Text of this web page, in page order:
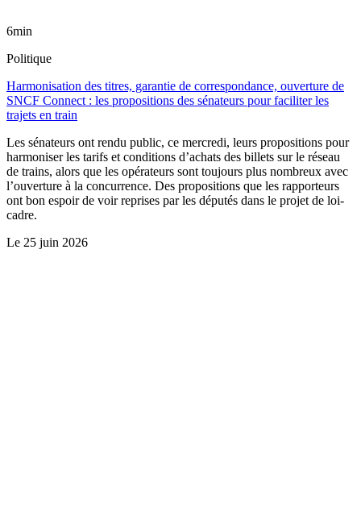
6min
Politique
Harmonisation des titres, garantie de correspondance, ouverture de
SNCF Connect : les propositions des sénateurs pour faciliter les
trajets en train
Les sénateurs ont rendu public, ce mercredi, leurs propositions pour
harmoniser les tarifs et conditions d’achats des billets sur le réseau
de trains, alors que les opérateurs sont toujours plus nombreux avec
l’ouverture à la concurrence. Des propositions que les rapporteurs
ont bon espoir de voir reprises par les députés dans le projet de loi-
cadre.
Le 25 juin 2026